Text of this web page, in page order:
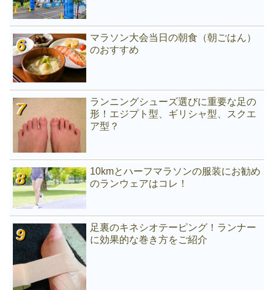
マラソン大会当日の朝食（朝ごはん）
のおすすめ
ランニングシューズ選びに重要な足の
形！エジプト型、ギリシャ型、スクエ
ア型？
10kmとハーフマラソンの服装にお勧め
のランウェアはコレ！
足裏のキネシオテーピング！ランナー
に効果的な巻き方をご紹介